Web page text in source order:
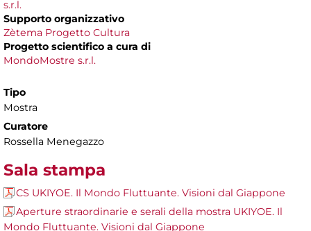
s.r.l.
Supporto organizzativo
Zètema Progetto Cultura
Progetto scientifico a cura di
MondoMostre s.r.l.
Tipo
Mostra
Curatore
Rossella Menegazzo
Sala stampa
CS UKIYOE. Il Mondo Fluttuante. Visioni dal Giappone
Aperture straordinarie e serali della mostra UKIYOE. Il
Mondo Fluttuante. Visioni dal Giappone